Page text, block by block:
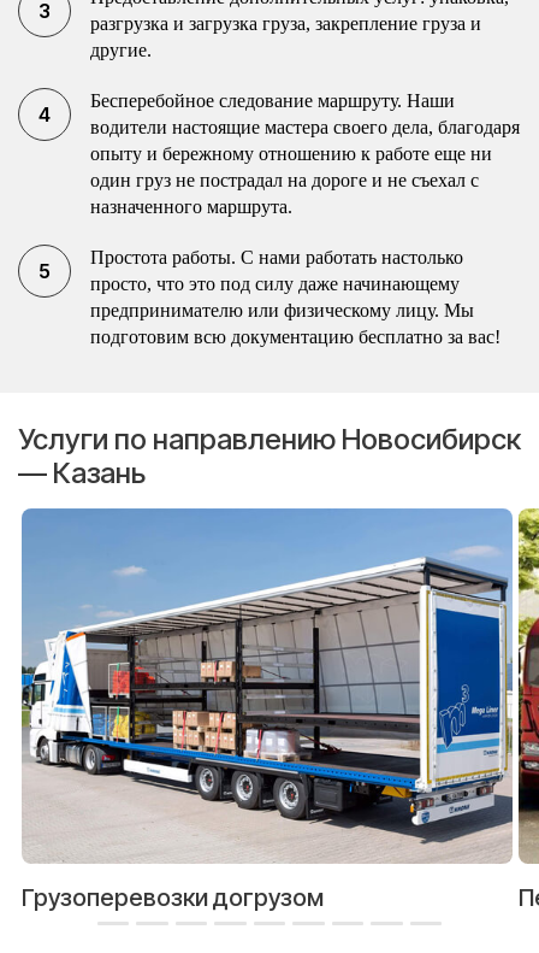
разгрузка и загрузка груза, закрепление груза и
другие.
Бесперебойное следование маршруту. Наши
водители настоящие мастера своего дела, благодаря
опыту и бережному отношению к работе еще ни
один груз не пострадал на дороге и не съехал с
назначенного маршрута.
Простота работы. С нами работать настолько
просто, что это под силу даже начинающему
предпринимателю или физическому лицу. Мы
подготовим всю документацию бесплатно за вас!
Услуги по направлению Новосибирск
— Казань
Грузоперевозки догрузом